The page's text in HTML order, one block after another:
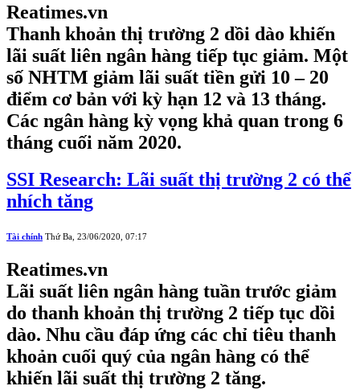
Reatimes.vn
Thanh khoản thị trường 2 dồi dào khiến
lãi suất liên ngân hàng tiếp tục giảm. Một
số NHTM giảm lãi suất tiền gửi 10 – 20
điểm cơ bản với kỳ hạn 12 và 13 tháng.
Các ngân hàng kỳ vọng khả quan trong 6
tháng cuối năm 2020.
SSI Research: Lãi suất thị trường 2 có thể
nhích tăng
Tài chính Thứ Ba, 23/06/2020, 07:17
Reatimes.vn
Lãi suất liên ngân hàng tuần trước giảm
do thanh khoản thị trường 2 tiếp tục dồi
dào. Nhu cầu đáp ứng các chỉ tiêu thanh
khoản cuối quý của ngân hàng có thể
khiến lãi suất thị trường 2 tăng.